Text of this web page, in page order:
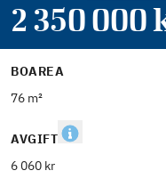
2 350 000
BOAREA
76 m²
AVGIFT
6 060 kr